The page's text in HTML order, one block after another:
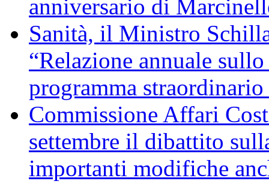
anniversario di
Sanità, il Ministro
“Relazione annuale
programma
Commissione Affari
settembre il dibattito
importanti modifiche